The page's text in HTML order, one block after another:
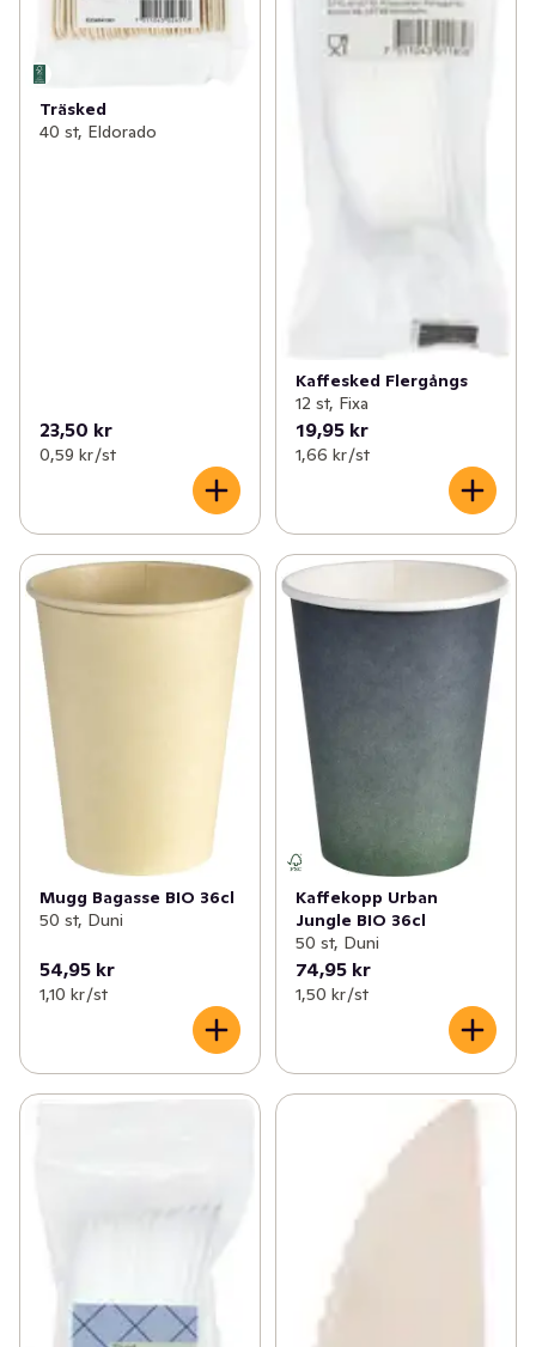
Träsked
40 st, Eldorado
23,50 kr
0,59 kr /st
Kaffesked Flergångs
12 st, Fixa
19,95 kr
1,66 kr /st
Mugg Bagasse BIO 36cl
50 st, Duni
54,95 kr
1,10 kr /st
Kaffekopp Urban
Jungle BIO 36cl
50 st, Duni
74,95 kr
1,50 kr /st